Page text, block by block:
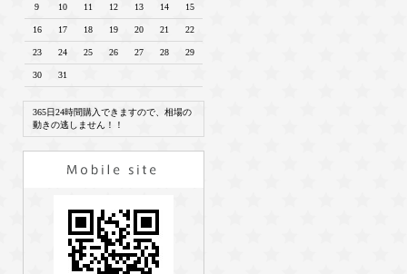
9 10 11 12 13 14 15
16 17 18 19 20 21 22
23 24 25 26 27 28 29
30 31
365日24時間購入できますので、相場の
動きの逃しません！！